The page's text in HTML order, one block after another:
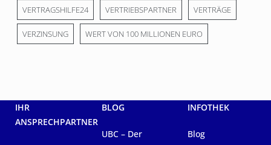
VERTRAGSHILFE24 VERTRIEBSPARTNER VERTRÄGE
VERZINSUNG WERT VON 100 MILLIONEN EURO
IHR
ANSPRECHPARTNER
BLOG
UBC – Der
INFOTHEK
Blog